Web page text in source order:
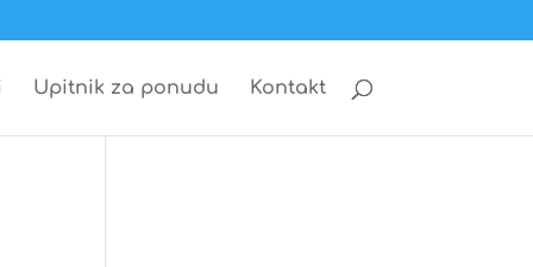
Upitnik za ponudu Kontakt